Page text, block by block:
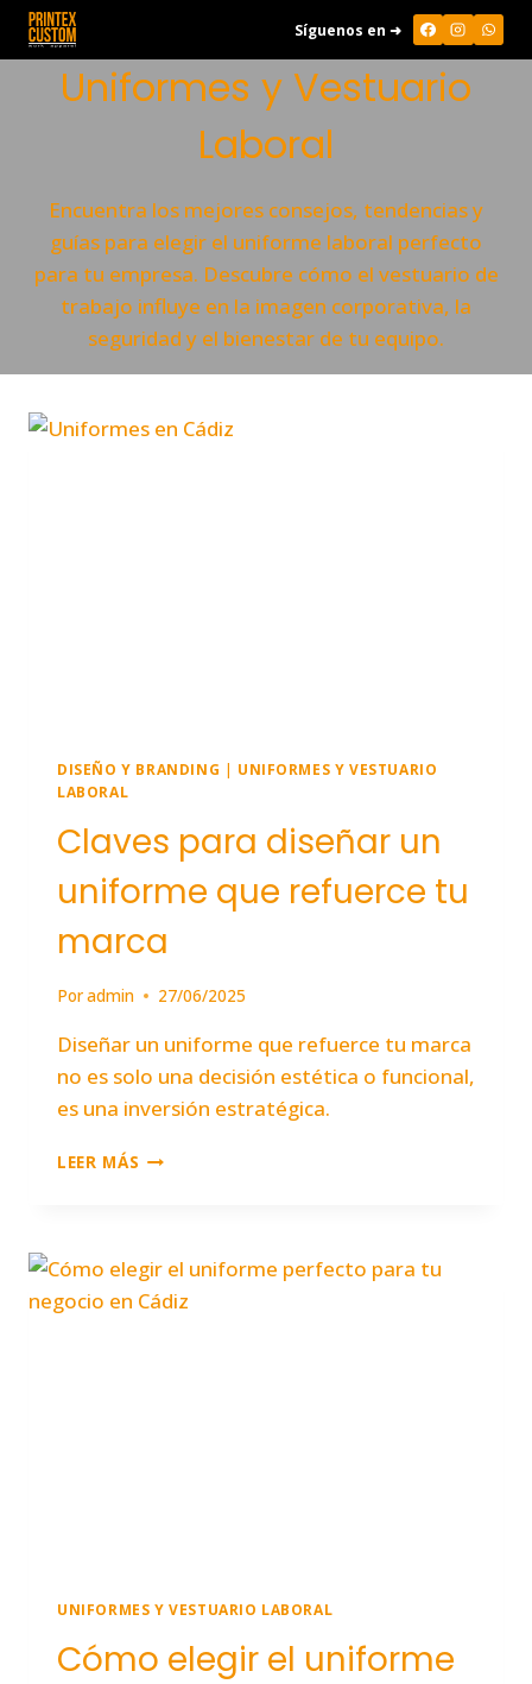
Saltar
contenido
Síguenos en ➜
Uniformes y Vestuario
Laboral
Encuentra los mejores consejos, tendencias y
guías para elegir el uniforme laboral perfecto
para tu empresa. Descubre cómo el vestuario de
trabajo influye en la imagen corporativa, la
seguridad y el bienestar de tu equipo.
DISEÑO Y BRANDING | UNIFORMES Y VESTUARIO
LABORAL
Claves para diseñar un
uniforme que refuerce tu
marca
Poradmin 27/06/2025
Diseñar un uniforme que refuerce tu marca
no es solo una decisión estética o funcional,
es una inversión estratégica.
LEER MÁS CLAVES
UNIFORME
QUE
REFUERCE
UNIFORMES Y VESTUARIO LABORAL
Cómo elegir el uniforme